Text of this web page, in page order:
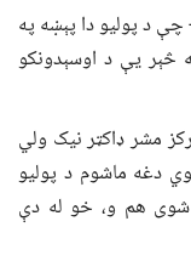
د پولیو دا پېښه په
څېر یې د اوسېدونکو
مشر ډاکټر نیک ولي
دغه ماشوم د پولیو
شوی هم و، خو له دې